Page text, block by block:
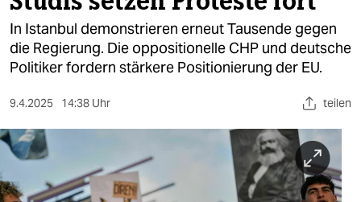
politik
öko
sport
berlin
In Istanbul demonstrieren erneut Tausende gegen
die Regierung. Die oppositionelle CHP und deutsche
Politiker fordern stärkere Positionierung der EU.
9.4.2025 14:38 Uhr teilen